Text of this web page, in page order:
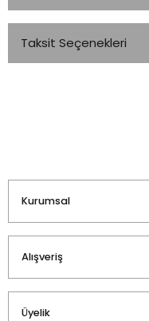
Taksit Seçenekleri
Kurumsal
Alışveriş
Üyelik